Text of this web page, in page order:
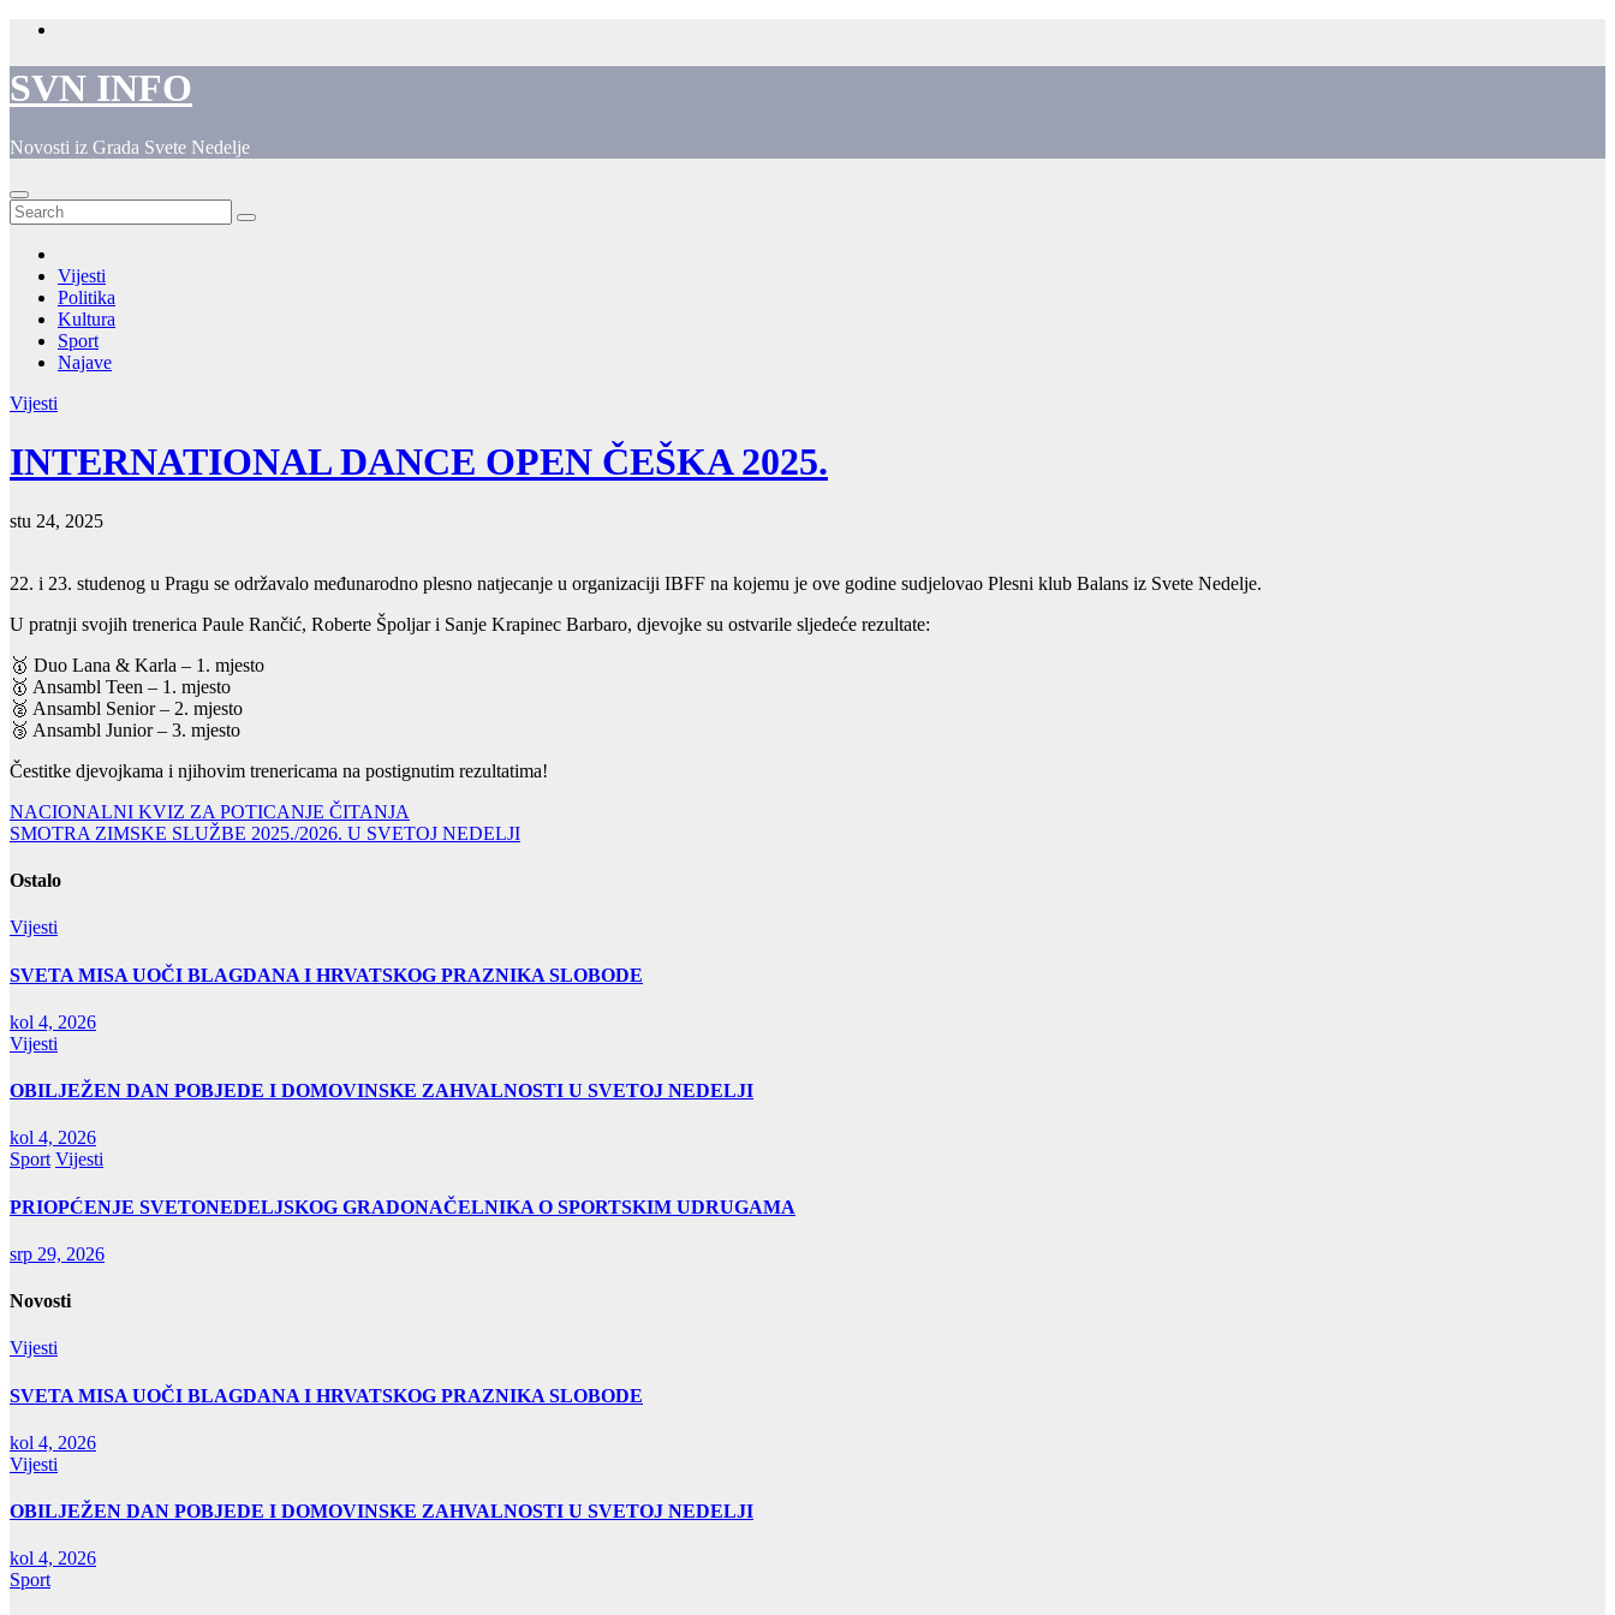
Skip
content
SVN INFO
Novosti iz Grada Svete Nedelje
Vijesti
Politika
Kultura
Sport
Najave
Vijesti
INTERNATIONAL DANCE OPEN ČEŠKA 2025.
stu 24, 2025
22. i 23. studenog u Pragu se održavalo međunarodno plesno natjecanje u organizaciji IBFF na kojemu je ove godine sudjelovao Plesni klub Balans iz Svete Nedelje.
U pratnji svojih trenerica Paule Rančić, Roberte Špoljar i Sanje Krapinec Barbaro, djevojke su ostvarile sljedeće rezultate:
🥇 Duo Lana & Karla – 1. mjesto
🥇 Ansambl Teen – 1. mjesto
🥈 Ansambl Senior – 2. mjesto
🥉 Ansambl Junior – 3. mjesto
Čestitke djevojkama i njihovim trenericama na postignutim rezultatima!
Navigacija
objava
NACIONALNI KVIZ ZA POTICANJE ČITANJA
SMOTRA ZIMSKE SLUŽBE 2025./2026. U SVETOJ NEDELJI
Ostalo
Vijesti
SVETA MISA UOČI BLAGDANA I HRVATSKOG PRAZNIKA SLOBODE
kol 4, 2026
Vijesti
OBILJEŽEN DAN POBJEDE I DOMOVINSKE ZAHVALNOSTI U SVETOJ NEDELJI
kol 4, 2026
Sport Vijesti
PRIOPĆENJE SVETONEDELJSKOG GRADONAČELNIKA O SPORTSKIM UDRUGAMA
srp 29, 2026
Novosti
Vijesti
SVETA MISA UOČI BLAGDANA I HRVATSKOG PRAZNIKA SLOBODE
kol 4, 2026
Vijesti
OBILJEŽEN DAN POBJEDE I DOMOVINSKE ZAHVALNOSTI U SVETOJ NEDELJI
kol 4, 2026
Sport